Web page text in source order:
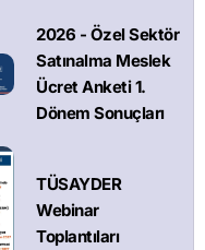
2026 - Özel Sektör
Satınalma Meslek
Ücret Anketi 1.
Dönem Sonuçları
TÜSAYDER
Webinar
Toplantıları